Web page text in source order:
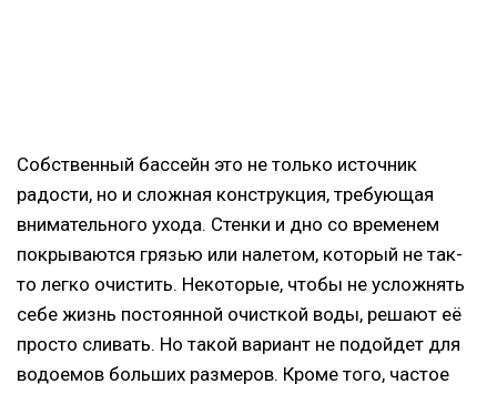
Собственный бассейн это не только источник
радости, но и сложная конструкция, требующая
внимательного ухода. Стенки и дно со временем
покрываются грязью или налетом, который не так-
то легко очистить. Некоторые, чтобы не усложнять
себе жизнь постоянной очисткой воды, решают её
просто сливать. Но такой вариант не подойдет для
водоемов больших размеров. Кроме того, частое